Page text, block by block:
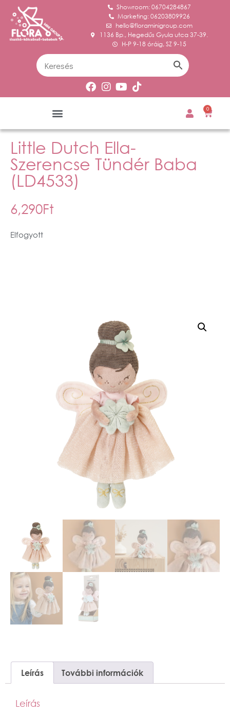
Showroom: 06704284867
Marketing: 06203809926
hello@floraminigroup.com
1136 Bp., Hegedűs Gyula utca 37-39.
H-P 9-18 óráig, SZ 9-15
0
Little Dutch Ella-
Szerencse Tündér Baba
(LD4533)
6,290Ft
Elfogyott
Leírás További információk
Leírás